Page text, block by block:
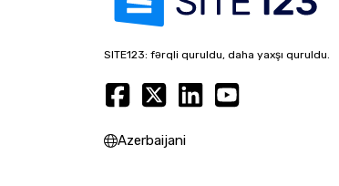
SITE123: fərqli quruldu, daha yaxşı quruldu.
Azerbaijani